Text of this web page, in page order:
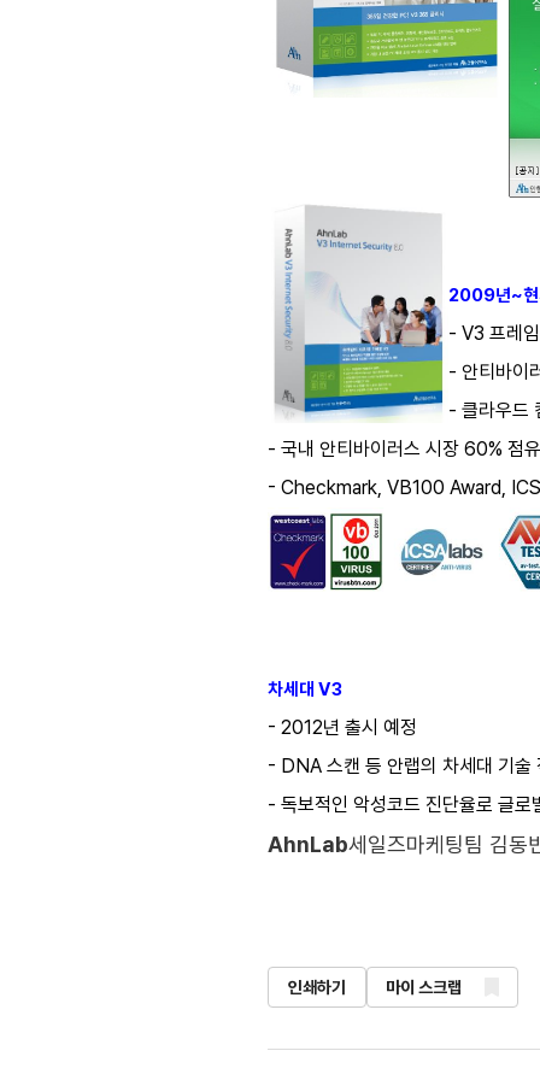
2009년~
- V3 프레
- 안티바이
- 클라우드
- 국내 안티바이러스 시장 60% 점유
- Checkmark, VB100 Award,
차세대 V3
- 2012년 출시 예정
- DNA 스캔 등 안랩의 차세대 기술
- 독보적인 악성코드 진단율로 글로
AhnLab세일즈마케팅팀 김동
인쇄하기 마이 스크랩